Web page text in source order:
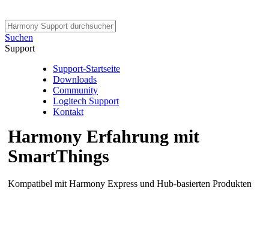
Suchen
Support
Support-Startseite
Downloads
Community
Logitech Support
Kontakt
Harmony Erfahrung mit
SmartThings
Kompatibel mit Harmony Express und Hub-basierten Produkten